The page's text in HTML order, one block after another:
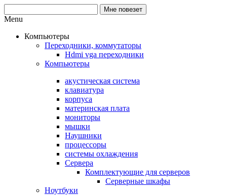
Menu
Компьютеры
Переходники, коммутаторы
Hdmi vga переходники
Компьютеры
акустическая система
клавиатура
корпуса
материнская плата
мониторы
мышки
Наушники
процессоры
системы охлаждения
Сервера
Комплектующие для серверов
Серверные шкафы
Ноутбуки